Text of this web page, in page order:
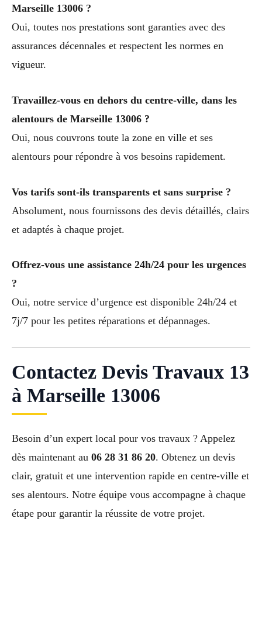
Marseille 13006 ?
Oui, toutes nos prestations sont garanties avec des
assurances décennales et respectent les normes en
vigueur.
Travaillez-vous en dehors du centre-ville, dans les
alentours de Marseille 13006 ?
Oui, nous couvrons toute la zone en ville et ses
alentours pour répondre à vos besoins rapidement.
Vos tarifs sont-ils transparents et sans surprise ?
Absolument, nous fournissons des devis détaillés, clairs
et adaptés à chaque projet.
Offrez-vous une assistance 24h/24 pour les urgences
?
Oui, notre service d’urgence est disponible 24h/24 et
7j/7 pour les petites réparations et dépannages.
Contactez Devis Travaux 13
à Marseille 13006
Besoin d’un expert local pour vos travaux ? Appelez
dès maintenant au 06 28 31 86 20. Obtenez un devis
clair, gratuit et une intervention rapide en centre-ville et
ses alentours. Notre équipe vous accompagne à chaque
étape pour garantir la réussite de votre projet.